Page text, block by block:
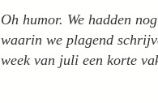
Oh humor. We hadden
waarin we plagend
week van juli een korte